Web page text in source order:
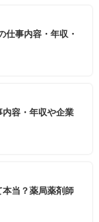
仕事内容・年収・
容・年収や企業
当？薬局薬剤師